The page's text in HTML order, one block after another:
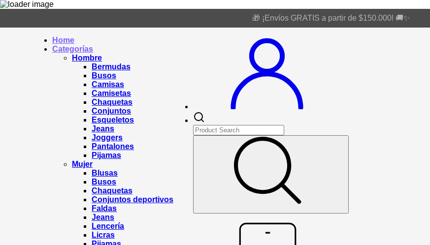
🎁 ¡Envíos GRATIS a partir de $150.000! 🚚✨
Home
Categorías
Hombre
Bermudas
Busos
Camisas
Camisetas
Chaquetas
Conjuntos
Esqueletos
Jeans
Joggers
Pantalones
Pijamas
Mujer
Blusas
Busos
Chaquetas
Conjuntos deportivos
Faldas
Jeans
Lencería
Licras